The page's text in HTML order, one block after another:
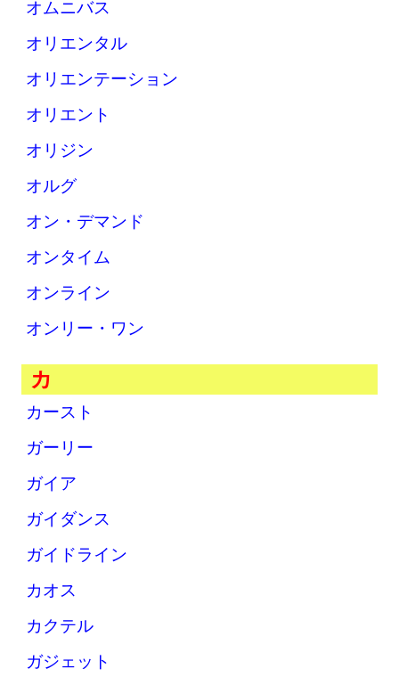
オムニバス
オリエンタル
オリエンテーション
オリエント
オリジン
オルグ
オン・デマンド
オンタイム
オンライン
オンリー・ワン
カ
カースト
ガーリー
ガイア
ガイダンス
ガイドライン
カオス
カクテル
ガジェット